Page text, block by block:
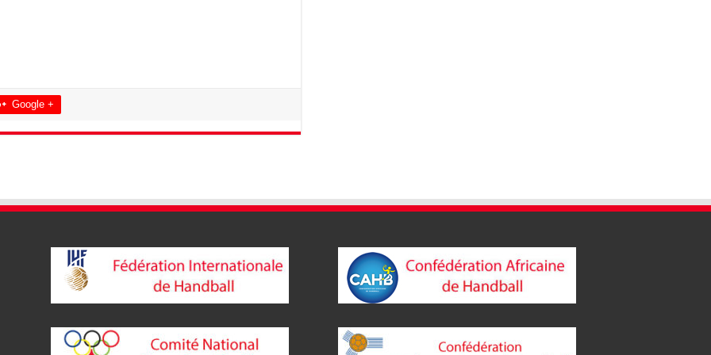
Google +